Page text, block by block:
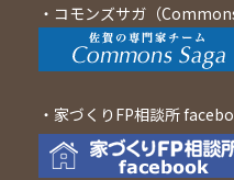
・ コモンズサガ（Commons
・家づくりFP相談所